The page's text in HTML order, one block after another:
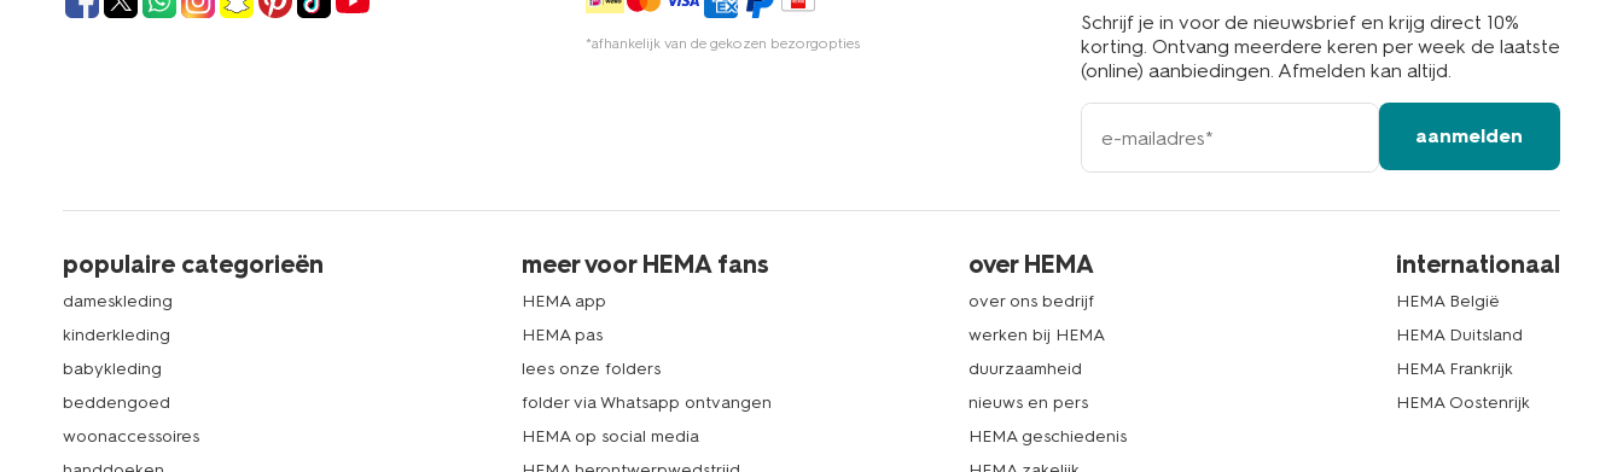
*afhankelijk van de gekozen bezorgopties
Schrijf je in voor de nieuwsbrief en krijg direct 10%
korting. Ontvang meerdere keren per week de laatste
(online) aanbiedingen. Afmelden kan altijd.
e-
mailadres
aanmelden
populaire categorieën
dameskleding
kinderkleding
babykleding
beddengoed
woonaccessoires
meer voor HEMA fans
HEMA app
HEMA pas
lees onze folders
folder via Whatsapp ontvangen
HEMA op social media
over HEMA
over ons bedrijf
werken bij HEMA
duurzaamheid
nieuws en pers
HEMA geschiedenis
internationaal
HEMA België
HEMA Duitsland
HEMA Frankrijk
HEMA Oostenrijk